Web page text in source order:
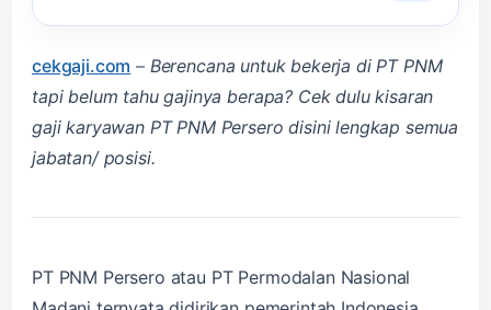
cekgaji.com – Berencana untuk bekerja di PT PNM
tapi belum tahu gajinya berapa? Cek dulu kisaran
gaji karyawan PT PNM Persero disini lengkap semua
jabatan/ posisi.
PT PNM Persero atau PT Permodalan Nasional